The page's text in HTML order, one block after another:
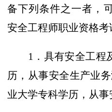
备下列条件之一者，
安全工程师职业资格考
1 ． 具有安全工程
历，从事安全生产业
业大学专科学历，从